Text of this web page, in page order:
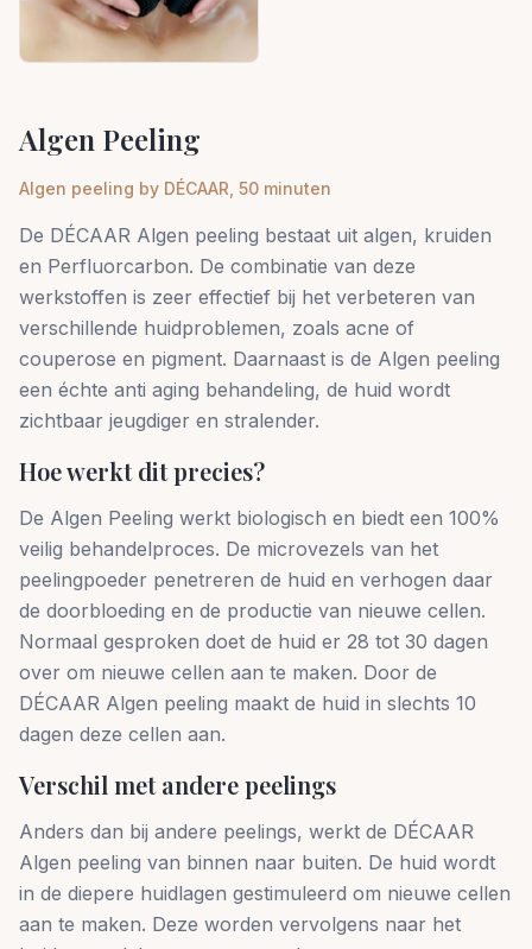
Algen Peeling
Algen peeling by DÉCAAR, 50 minuten
De DÉCAAR Algen peeling bestaat uit algen, kruiden
en Perfluorcarbon. De combinatie van deze
werkstoffen is zeer effectief bij het verbeteren van
verschillende huidproblemen, zoals acne of
couperose en pigment. Daarnaast is de Algen peeling
een échte anti aging behandeling, de huid wordt
zichtbaar jeugdiger en stralender.
Hoe werkt dit precies?
De Algen Peeling werkt biologisch en biedt een 100%
veilig behandelproces. De microvezels van het
peelingpoeder penetreren de huid en verhogen daar
de doorbloeding en de productie van nieuwe cellen.
Normaal gesproken doet de huid er 28 tot 30 dagen
over om nieuwe cellen aan te maken. Door de
DÉCAAR Algen peeling maakt de huid in slechts 10
dagen deze cellen aan.
Verschil met andere peelings
Anders dan bij andere peelings, werkt de DÉCAAR
Algen peeling van binnen naar buiten. De huid wordt
in de diepere huidlagen gestimuleerd om nieuwe cellen
aan te maken. Deze worden vervolgens naar het